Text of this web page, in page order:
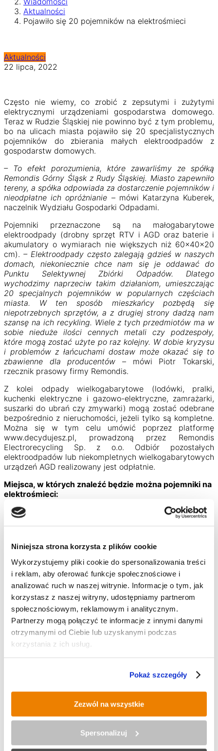
Niniejsza strona korzysta z plików cookie
Wykorzystujemy pliki cookie do spersonalizowania treści
i reklam, aby oferować funkcje społecznościowe i
analizować ruch w naszej witrynie. Informacje o tym, jak
korzystasz z naszej witryny, udostępniamy partnerom
społecznościowym, reklamowym i analitycznym.
Partnerzy mogą połączyć te informacje z innymi danymi
otrzymanymi od Ciebie lub uzyskanymi podczas
korzystania z ich usług.
Pokaż szczegóły
Zezwól na wszystkie
Spersonalizuj
Aktualności
Pojawiło się 20 pojemników na elektrośmieci
Aktualności
22 lipca, 2022
Często nie wiemy, co zrobić z zepsutymi i zużytymi
elektrycznymi urządzeniami gospodarstwa domowego.
Teraz w Rudzie Śląskiej nie powinno być z tym problemu,
bo na ulicach miasta pojawiło się 20 specjalistycznych
pojemników do zbierania małych elektroodpadów z
gospodarstw domowych.
– To efekt porozumienia, które zawarliśmy ze spółką
Remondis Górny Śląsk z Rudy Śląskiej. Miasto zapewniło
tereny, a spółka odpowiada za dostarczenie pojemników i
nieodpłatne ich opróżnianie –mówi Katarzyna Kuberek,
naczelnik Wydziału Gospodarki Odpadami.
Pojemniki przeznaczone są na małogabarytowe
elektroodpady (drobny sprzęt RTV i AGD oraz baterie i
akumulatory o wymiarach nie większych niż 60x40x20
cm). – Elektroodpady często zalegają gdzieś w naszych
domach, niekoniecznie chce nam się je oddawać do
Punktu Selektywnej Zbiórki Odpadów. Dlatego
wychodzimy naprzeciw takim działaniom, umieszczając
20 specjalnych pojemników w popularnych częściach
miasta. W ten sposób mieszkańcy pozbędą się
niepotrzebnych sprzętów, a z drugiej strony dadzą nam
szansę na ich recykling. Wiele z tych przedmiotów ma w
sobie nieduże ilości cennych metali czy podzespoły,
które mogą zostać użyte po raz kolejny. W dobie kryzysu
i problemów z łańcuchami dostaw może okazać się to
zbawienne dla producentów – mówi Piotr Tokarski,
rzecznik prasowy firmy Remondis.
Z kolei odpady wielkogabarytowe (lodówki, pralki,
kuchenki elektryczne i gazowo-elektryczne, zamrażarki,
suszarki do ubrań czy zmywarki) mogą zostać odebrane
bezpośrednio z nieruchomości, jeżeli tylko są kompletne.
Można się w tym celu umówić poprzez platformę
www.decydujesz.pl, prowadzoną przez Remondis
Electrorecycling Sp. z o.o. Odbiór pozostałych
elektroodpadów lub niekompletnych wielkogabarytowych
urządzeń AGD realizowany jest odpłatnie.
Miejsca, w których znaleźć będzie można pojemniki na
elektrośmieci:
1. ul. Brzechwy/Brodzińskiego (przy pojemnikach do
segregacji odpadów);
3. ul. Kochłowicka/Kaczmarka/Kłodnicka (przy
paczkomacie);
4. ul. Dworcowa (w rejonie Stacji Biblioteka);
5. ul. Cynkowa (przy skrzyżowaniu z drogą dojazdową do
ul. Kokota 22, 24, 26);
6. ul. Gierałtowskiego 29/Jana Dobrego;
7. ul. Norwida 26 (przy pojemnikach do segregacji
odpadów);
8. ul. Chryzantem (rejon parkingu przy szkole);
9. ul. Górnośląska (parking przy kościele);
10. ul. Katowicka/Siekiela;
11. ul. Szpaków (przy przychodni);
przy pojemnikach do segregacji odpadów);
15. ul. Sienkiewicza/Odrodzenia;
16. ul. Ks. Niedzieli/Powstańców Śląskich;
do segregacji odpadów);
18. ul. Ks. Tunkla (parking w rejonie budynku nr 5);